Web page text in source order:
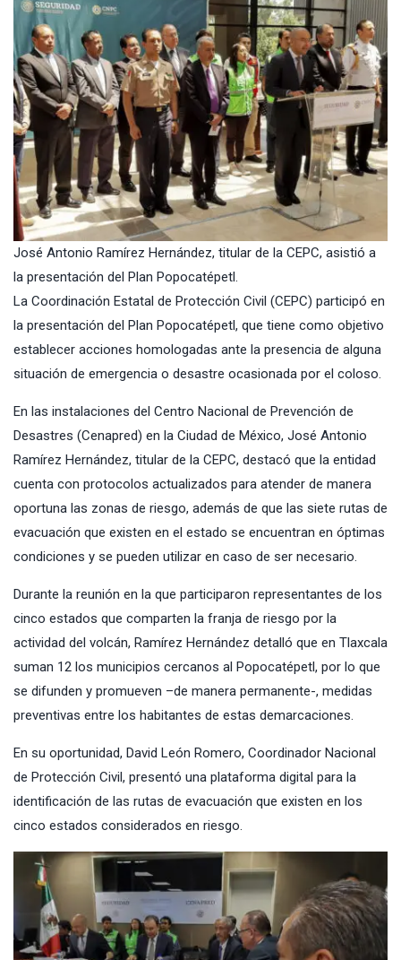
José Antonio Ramírez Hernández, titular de la CEPC, asistió a
la presentación del Plan Popocatépetl.
La Coordinación Estatal de Protección Civil (CEPC) participó en
la presentación del Plan Popocatépetl, que tiene como objetivo
establecer acciones homologadas ante la presencia de alguna
situación de emergencia o desastre ocasionada por el coloso.
En las instalaciones del Centro Nacional de Prevención de
Desastres (Cenapred) en la Ciudad de México, José Antonio
Ramírez Hernández, titular de la CEPC, destacó que la entidad
cuenta con protocolos actualizados para atender de manera
oportuna las zonas de riesgo, además de que las siete rutas de
evacuación que existen en el estado se encuentran en óptimas
condiciones y se pueden utilizar en caso de ser necesario.
Durante la reunión en la que participaron representantes de los
cinco estados que comparten la franja de riesgo por la
actividad del volcán, Ramírez Hernández detalló que en Tlaxcala
suman 12 los municipios cercanos al Popocatépetl, por lo que
se difunden y promueven –de manera permanente-, medidas
preventivas entre los habitantes de estas demarcaciones.
En su oportunidad, David León Romero, Coordinador Nacional
de Protección Civil, presentó una plataforma digital para la
identificación de las rutas de evacuación que existen en los
cinco estados considerados en riesgo.